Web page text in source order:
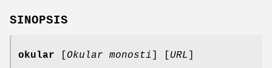
SINOPSIS
okular Okular monosti URL